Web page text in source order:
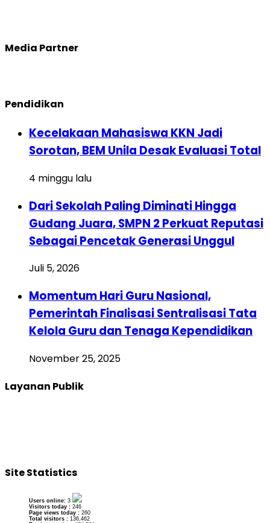
Media Partner
Pendidikan
Kecelakaan Mahasiswa KKN Jadi
Sorotan, BEM Unila Desak Evaluasi Total
4 minggu lalu
Dari Sekolah Paling Diminati Hingga
Gudang Juara, SMPN 2 Perkuat Reputasi
Sebagai Pencetak Generasi Unggul
Juli 5, 2026
Momentum Hari Guru Nasional,
Pemerintah Finalisasi Sentralisasi Tata
Kelola Guru dan Tenaga Kependidikan
November 25, 2025
Layanan Publik
Site Statistics
Users online: 3
Visitors today : 246
Page views today : 260
Total visitors : 136,462